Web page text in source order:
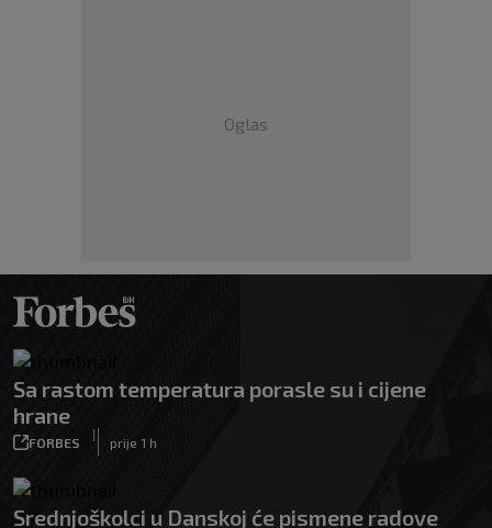
Oglas
Sa rastom temperatura porasle su i cijene
hrane
FORBES
|
prije 1 h
Srednjoškolci u Danskoj će pismene radove